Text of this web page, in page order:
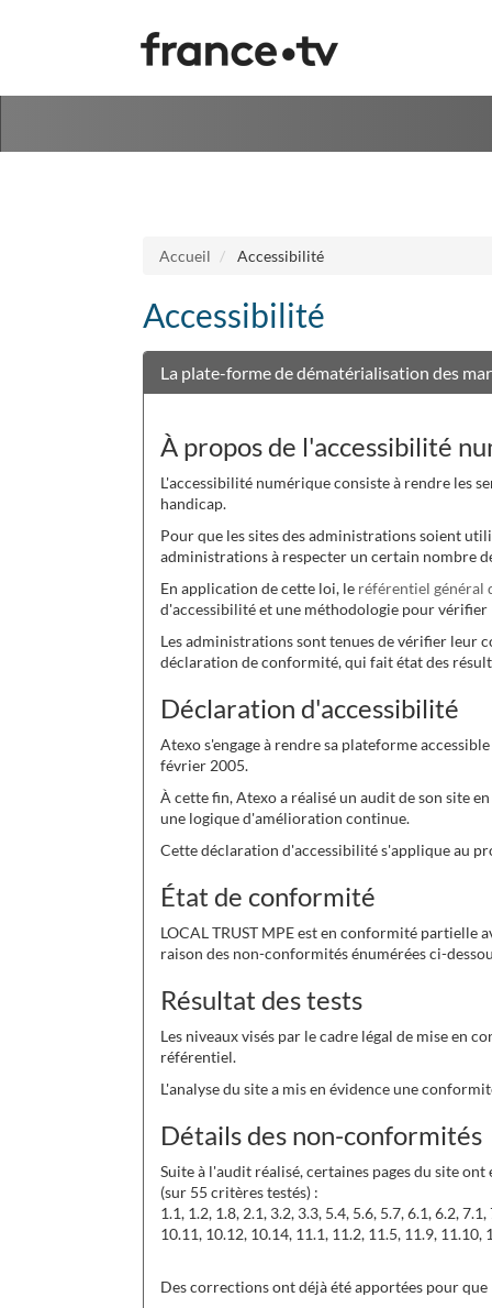
Accueil Accessibilité
Accessibilité
La plate-forme de dématérialisation des
À propos de l'accessibilité
L'accessibilité numérique consiste à rendre les
handicap.
Pour que les sites des administrations soient
administrations à respecter un certain nombre
En application de cette loi, le référentiel général
d'accessibilité et une méthodologie pour
Les administrations sont tenues de vérifier leur
déclaration de conformité, qui fait état des
Déclaration d'accessibilité
Atexo s'engage à rendre sa plateforme
février 2005.
À cette fin, Atexo a réalisé un audit de son site
une logique d'amélioration continue.
Cette déclaration d'accessibilité s'applique au
État de conformité
LOCAL TRUST MPE est en conformité
raison des non-conformités énumérées ci-
Résultat des tests
Les niveaux visés par le cadre légal de mise en
référentiel.
L'analyse du site a mis en évidence une
Détails des non-conformités
Suite à l'audit réalisé, certaines pages du site
(sur 55 critères testés) :
1.1, 1.2, 1.8, 2.1, 3.2, 3.3, 5.4, 5.6, 5.7, 6.1, 6.2,
10.11, 10.12, 10.14, 11.1, 11.2, 11.5, 11.9, 11.10,
Des corrections ont déjà été apportées pour